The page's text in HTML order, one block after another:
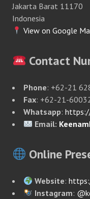
Jakarta Barat 11170
Indonesia
View on Google
Contact
Phone: +62-21
Fax: +62-21-
Whatsapp:
Email:
Online
Website:
Instagram: